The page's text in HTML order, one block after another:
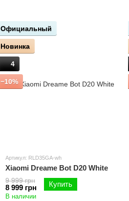
Официальный
Новинка
4
−10%
Артикул: RLD35GA-wh
Xiaomi Dreame Bot D20 White
9 999 грн
8 999 грн Купить
В наличии